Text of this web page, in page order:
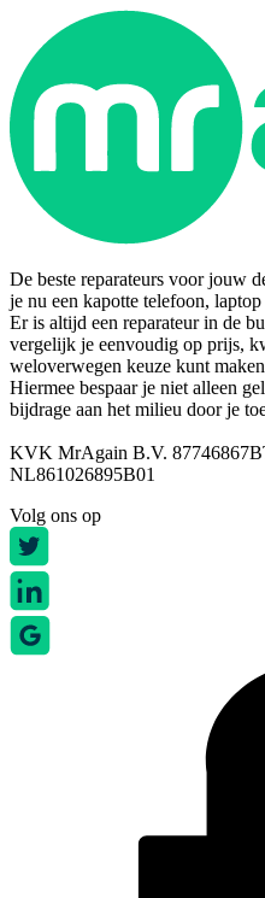
De beste reparateurs voor jouw
je nu een kapotte telefoon,
Er is altijd een reparateur in de
vergelijk je eenvoudig op prijs,
weloverwegen keuze kunt
Hiermee bespaar je niet alleen
bijdrage aan het milieu door je
KVK MrAgain B.V. 87746867
NL861026895B01
Volg ons op